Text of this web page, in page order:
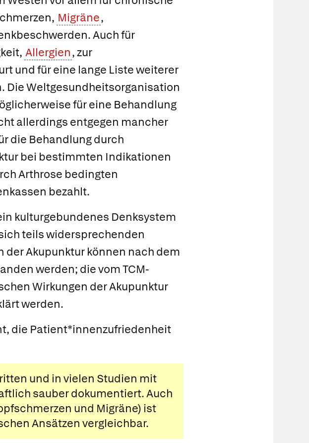
Migräne,
Auch für
Allergien, zur
und für eine lange Liste weiterer
Die Weltgesundheitsorganisation
für eine Behandlung
allerdings entgegen mancher
die Behandlung durch
bei bestimmten Indikationen
Arthrose bedingten
bezahlt.
kulturgebundenes Denksystem
teils widersprechenden
der Akupunktur können nach dem
werden; die vom TCM-
Wirkungen der Akupunktur
werden.
die Patient*innenzufriedenheit
und in vielen Studien mit
sauber dokumentiert. Auch
und Migräne) ist
Ansätzen vergleichbar.